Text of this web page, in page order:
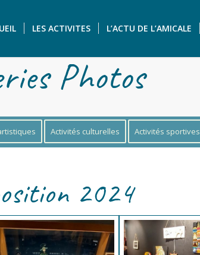
LES ACTIVITES L’ACTU DE L’AMICALE
Photos
Activités culturelles Activités sportives
2024